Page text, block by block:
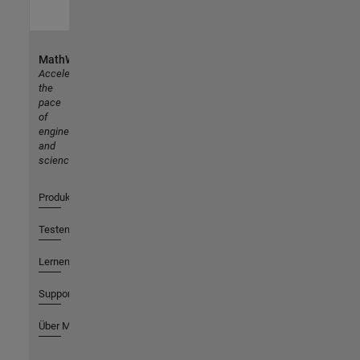
MathWorks
Accelerating
the
pace
of
engineering
and
science
Produkte
Testen oder Kaufen
Lernen
Support
Über MathWorks